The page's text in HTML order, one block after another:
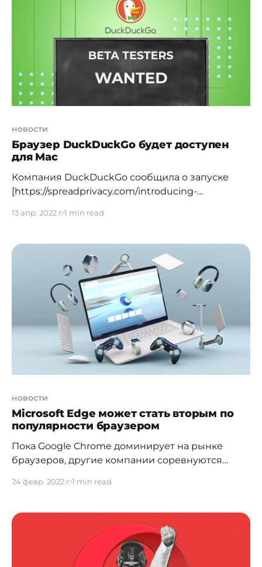
приложения перестанут работать. "В
соответствии с политикой фиксированного
новости
Браузер DuckDuckGo будет доступен
для Mac
Компания DuckDuckGo сообщила о запуске
[https://spreadprivacy.com/introducing-
тест своего десктопного браузера на macOS.
Чтобы получить доступ к бета-версии
DuckDuckGo для Mac, нужно присоединиться к
закрытому списку ожидания. Приглашения
пользователям будут отправляться постепенно
и в порядке очереди. Записаться можно в
13 апр. 2022 г.1 min read
новости
Microsoft Edge может стать вторым по
популярности браузером
Пока Google Chrome доминирует на рынке
браузеров, другие компании соревнуются
[https://gs.statcounter.com/], браузер Microsoft
времени может опередить конкурента, заняв
9,84% долей рынка. Отставание Microsoft Edge
24 февр. 2022 г.1 min read